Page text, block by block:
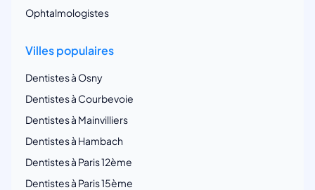
Ophtalmologistes
Villes populaires
Dentistes à Osny
Dentistes à Courbevoie
Dentistes à Mainvilliers
Dentistes à Hambach
Dentistes à Paris 12ème
Dentistes à Paris 15ème